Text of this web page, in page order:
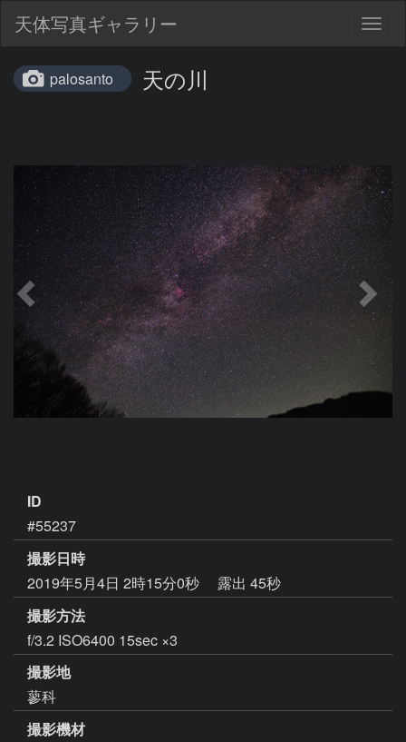
天体写真ギャラリー
palosanto 天の川
ID
#55237
撮影日時
2019年5月4日 2時15分0秒
露出 45秒
撮影方法
f/3.2 ISO6400 15sec ×3
撮影地
蓼科
撮影機材